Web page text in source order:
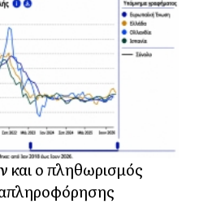
και ο πληθωρισμός